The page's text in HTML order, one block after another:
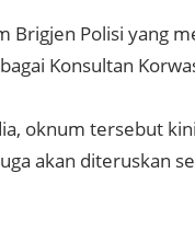
Brigjen Polisi yang
Konsultan
oknum tersebut
akan diteruskan